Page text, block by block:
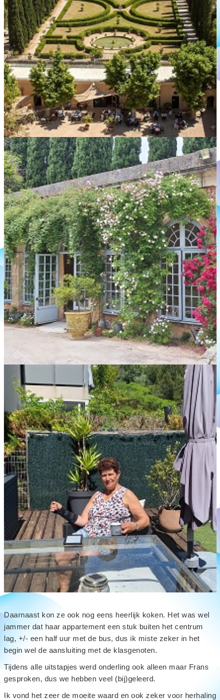
Daarnaast kon ze ook nog eens heerlijk koken. Het was wel
jammer dat haar appartement een stuk buiten het centrum
lag, +/- een half uur met de bus, dus ik miste zeker in het
begin wel de aansluiting met de klasgenoten.
Tijdens alle uitstapjes werd onderling ook alleen maar Frans
gesproken, dus we hebben veel (bij)geleerd.
Ik vond het zeer de moeite waard en ook zeker voor herhaling